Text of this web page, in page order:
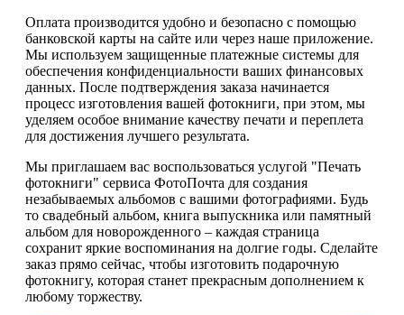
Оплата производится удобно и безопасно с помощью
банковской карты на сайте или через наше приложение.
Мы используем защищенные платежные системы для
обеспечения конфиденциальности ваших финансовых
данных. После подтверждения заказа начинается
процесс изготовления вашей фотокниги, при этом, мы
уделяем особое внимание качеству печати и переплета
для достижения лучшего результата.
Мы приглашаем вас воспользоваться услугой "Печать
фотокниги" сервиса ФотоПочта для создания
незабываемых альбомов с вашими фотографиями. Будь
то свадебный альбом, книга выпускника или памятный
альбом для новорожденного – каждая страница
сохранит яркие воспоминания на долгие годы. Сделайте
заказ прямо сейчас, чтобы изготовить подарочную
фотокнигу, которая станет прекрасным дополнением к
любому торжеству.